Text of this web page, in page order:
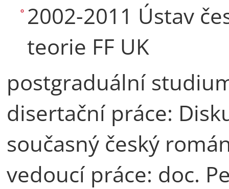
2002-2011 Ústav
teorie FF UK
postgraduální
disertační práce:
současný český
vedoucí práce: doc.